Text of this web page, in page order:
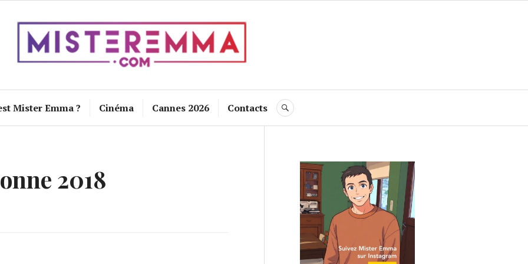
Mister Emma ? Cinéma Cannes 2026 Contacts RECHERCHE
2018